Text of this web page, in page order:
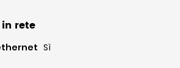
rete
Sì